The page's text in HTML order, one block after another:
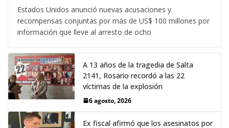
Estados Unidos anunció nuevas acusaciones y
recompensas conjuntas por más de US$ 100 millones por
información que lleve al arresto de ocho
A 13 años de la tragedia de Salta
2141, Rosario recordó a las 22
víctimas de la explosión
6 agosto, 2026
Ex fiscal afirmó que los asesinatos por